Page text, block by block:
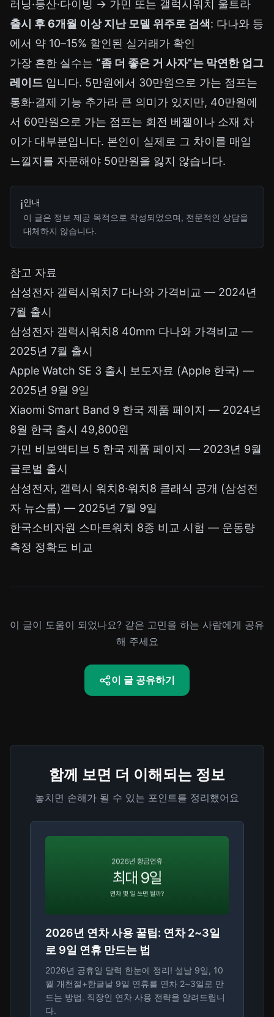
러닝·등산·다이빙 → 가민 또는 갤럭시워치 울트라
출시 후 6개월 이상 지난 모델 위주로 검색: 다나와 등
에서 약 10–15% 할인된 실거래가 확인
가장 흔한 실수는 “좀 더 좋은 거 사자”는 막연한 업그
레이드 입니다. 5만원에서 30만원으로 가는 점프는
통화·결제 기능 추가라 큰 의미가 있지만, 40만원에
서 60만원으로 가는 점프는 회전 베젤이나 소재 차
이가 대부분입니다. 본인이 실제로 그 차이를 매일
느낄지를 자문해야 50만원을 잃지 않습니다.
ℹ️안내
이 글은 정보 제공 목적으로 작성되었으며, 전문적인 상담을
대체하지 않습니다.
참고 자료
삼성전자 갤럭시워치7 다나와 가격비교 — 2024년
7월 출시
삼성전자 갤럭시워치8 40mm 다나와 가격비교 —
2025년 7월 출시
Apple Watch SE 3 출시 보도자료 (Apple 한국) —
2025년 9월 9일
Xiaomi Smart Band 9 한국 제품 페이지 — 2024년
8월 한국 출시 49,800원
가민 비보액티브 5 한국 제품 페이지 — 2023년 9월
글로벌 출시
삼성전자, 갤럭시 워치8·워치8 클래식 공개 (삼성전
자 뉴스룸) — 2025년 7월 9일
한국소비자원 스마트워치 8종 비교 시험 — 운동량
측정 정확도 비교
이 글이 도움이 되었나요? 같은 고민을 하는 사람에게 공유
해 주세요
이 글 공유하기
함께 보면 더 이해되는 정보
놓치면 손해가 될 수 있는 포인트를 정리했어요
2026년 연차 사용 꿀팁: 연차 2~3일
로 9일 연휴 만드는 법
2026년 공휴일 달력 한눈에 정리! 설날 9일, 10
월 개천절+한글날 9일 연휴를 연차 2~3일로 만
드는 방법. 직장인 연차 사용 전략을 알려드립니
다.